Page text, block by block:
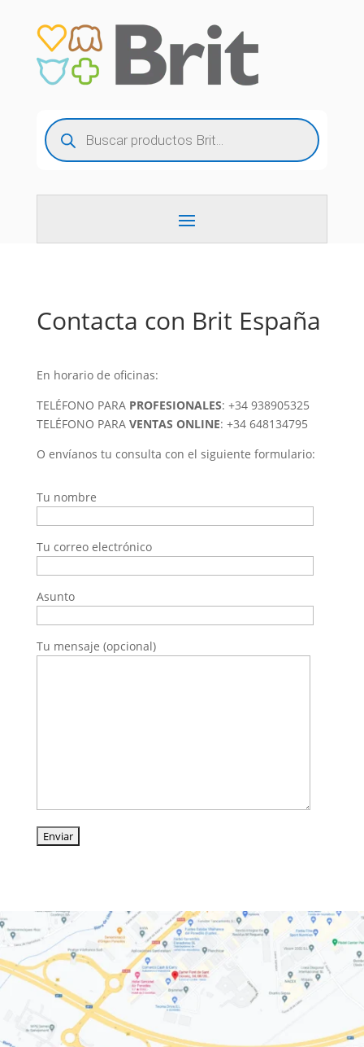
Búsqueda
de
productos
Contacta con Brit España
En horario de oficinas:
TELÉFONO PARA PROFESIONALES: +34 938905325
TELÉFONO PARA VENTAS ONLINE: +34 648134795
O envíanos tu consulta con el siguiente formulario:
Tu nombre
Tu correo electrónico
Asunto
Tu mensaje (opcional)